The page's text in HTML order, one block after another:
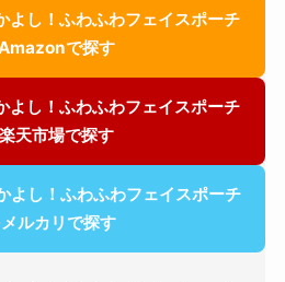
し！ふわふわフェイスポーチ
で探す
し！ふわふわフェイスポーチ
天市場で探す
し！ふわふわフェイスポーチ
ルカリで探す